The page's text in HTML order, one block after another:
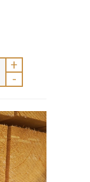
+
-